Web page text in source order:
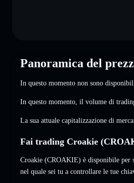
Panoramica del
In questo momento non sono
In questo momento, il volume di
La sua attuale capitalizzazione di
Fai trading Croakie
Croakie (CROAKIE) è disponibile per
nel quale sei tu a controllare le tue